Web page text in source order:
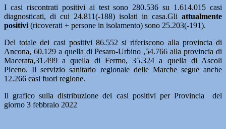
I casi riscontrati positivi ai test sono 280.536 su 1.614.015 casi
diagnosticati, di cui 24.811(-188) isolati in casa.Gli attualmente
positivi (ricoverati + persone in isolamento) sono 25.203(-191).
Del totale dei casi positivi 86.552 si riferiscono alla provincia di
Ancona, 60.129 a quella di Pesaro-Urbino ,54.766 alla provincia di
Macerata,31.499 a quella di Fermo, 35.324 a quella di Ascoli
Piceno. Il servizio sanitario regionale delle Marche segue anche
12.266 casi fuori regione.
Il grafico sulla distribuzione dei casi positivi per Provincia del
giorno 3 febbraio 2022